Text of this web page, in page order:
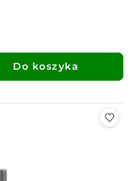
Do koszyka